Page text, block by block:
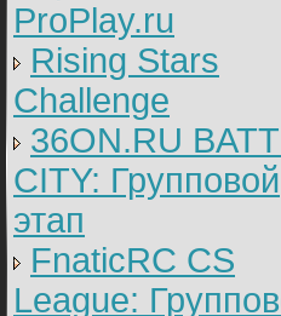
ProPlay.ru
Rising Stars
Challenge
36ON.RU
CITY: Групповой
этап
FnaticRC CS
League: